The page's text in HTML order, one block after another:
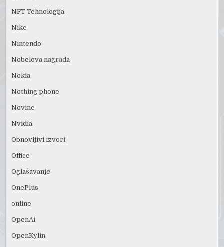
NFT Tehnologija
Nike
Nintendo
Nobelova nagrada
Nokia
Nothing phone
Novine
Nvidia
Obnovljivi izvori
Office
Oglašavanje
OnePlus
online
OpenAi
OpenKylin